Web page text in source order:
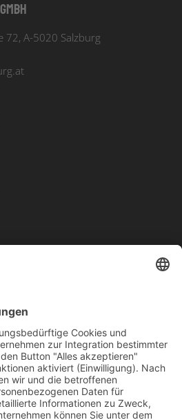
72, A-5020 Salzburg